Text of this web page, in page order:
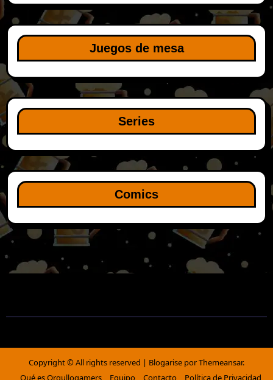
Juegos de mesa
Series
Comics
Copyright © All rights reserved | Blogarise porThemeansar.
Qué es Orgullogamers
Equipo Contacto Política de Privacidad